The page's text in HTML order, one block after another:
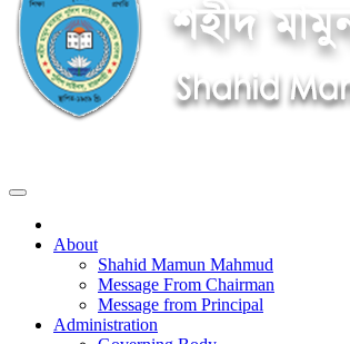
About
Shahid Mamun Mahmud
Message From Chairman
Message from Principal
Administration